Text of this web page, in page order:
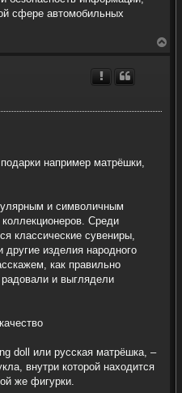
сфере автомобильных
например матрёшки,
и символичным
Среди
классические сувениры,
другие изделия народного
как правильно
и выглядели
doll или русская матрёшка, –
внутри которой находится
же фигурки.